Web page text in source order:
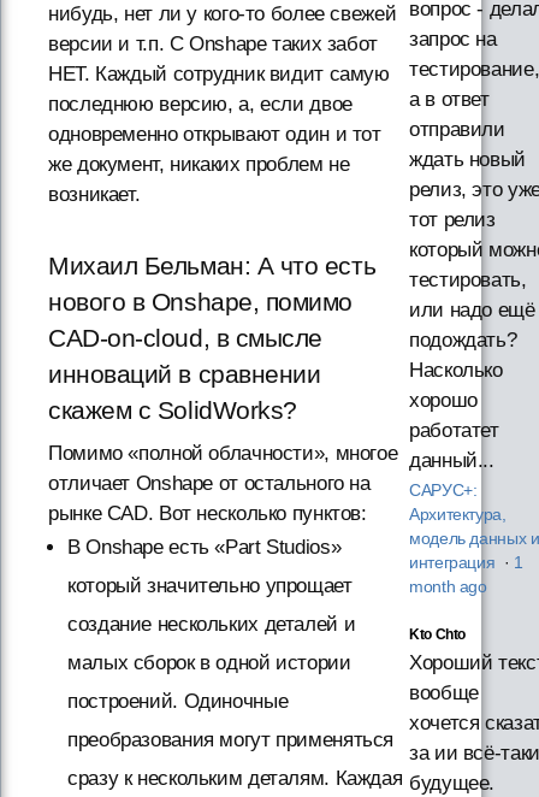
нибудь, нет ли у кого-то более свежей
версии и т.п. С Onshape таких забот
НЕТ. Каждый сотрудник видит самую
последнюю версию, а, если двое
одновременно открывают один и тот
же документ, никаких проблем не
возникает.
Михаил Бельман: А что есть
нового в Onshape, помимо
CAD-on-cloud, в смысле
инноваций в сравнении
скажем с SolidWorks?
Помимо «полной облачности», многое
отличает Onshape от остального на
рынке CAD. Вот несколько пунктов:
В Onshape есть «Part Studios»
который значительно упрощает
создание нескольких деталей и
малых сборок в одной истории
построений. Одиночные
преобразования могут применяться
сразу к нескольким деталям. Каждая
вопрос -
запрос на
тестирование,
а в ответ
отправили
ждать новый
релиз, это
тот релиз
который
тестировать,
или надо ещё
подождать?
Насколько
хорошо
работатет
данный...
САРУС+:
Архитектура,
модель данных и
интеграция · 1
month ago
Kto Chto
Хороший
вообще
хочется
за ии всё-таки
будущее.